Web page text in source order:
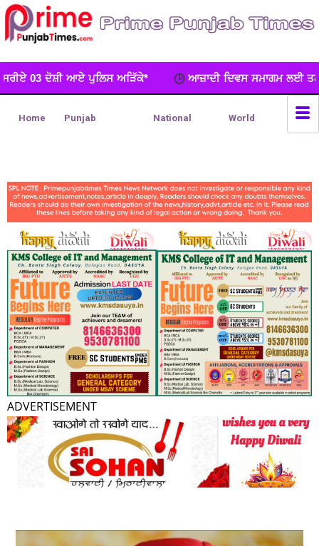
ਅੜਿੱਕੇ* ਆਜ਼ਾਦੀ ਦਿਵਸ ਸਮਾਗਮ ਲਈ ਤਨਦੇਹੀ ਨਾਲ ਜ਼ਿੰਮੇਵਾਰੀ
Home Punjab National World
ADVERTISEMENT